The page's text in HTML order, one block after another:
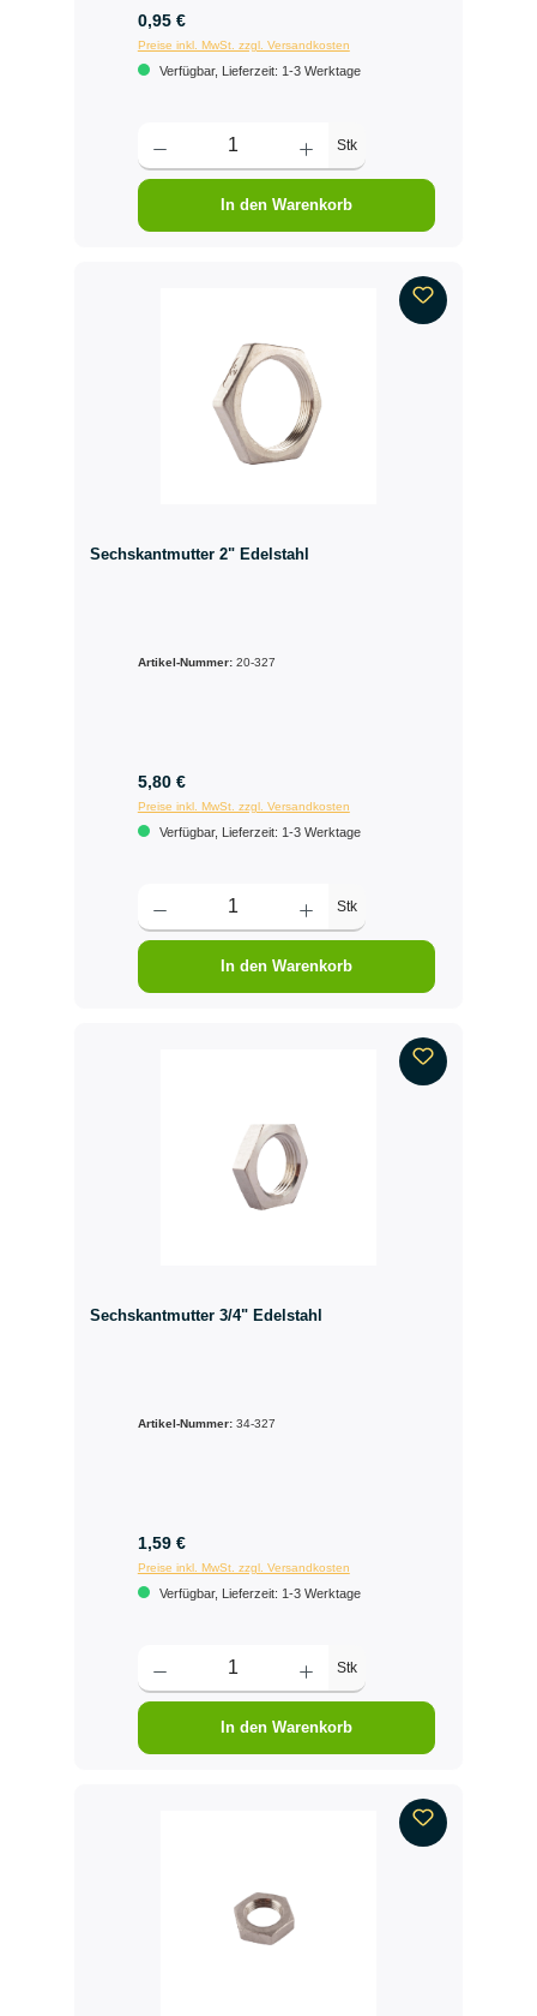
0,95 €
Preise inkl. MwSt. zzgl. Versandkosten
Verfügbar, Lieferzeit: 1-3 Werktage
Stk
In den Warenkorb
Sechskantmutter 2" Edelstahl
Artikel-Nummer: 20-327
5,80 €
Preise inkl. MwSt. zzgl. Versandkosten
Verfügbar, Lieferzeit: 1-3 Werktage
Stk
In den Warenkorb
Sechskantmutter 3/4" Edelstahl
Artikel-Nummer: 34-327
1,59 €
Preise inkl. MwSt. zzgl. Versandkosten
Verfügbar, Lieferzeit: 1-3 Werktage
Stk
In den Warenkorb